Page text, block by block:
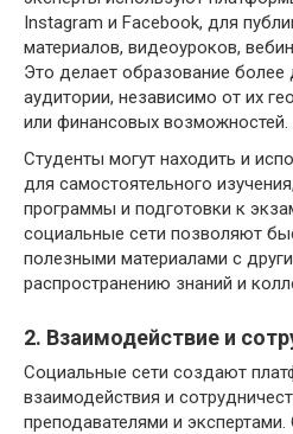
Instagram и Facebook, для
материалов, видеоуроков,
Это делает образование
аудитории, независимо от их
или финансовых возможностей.
Студенты могут находить и
для самостоятельного
программы и подготовки к
социальные сети позволяют
полезными материалами с
распространению знаний и
2. Взаимодействие и
Социальные сети создают
взаимодействия и
преподавателями и